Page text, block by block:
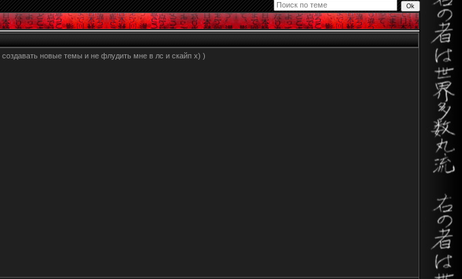
новые темы и не флудить мне в лс и скайп х) )